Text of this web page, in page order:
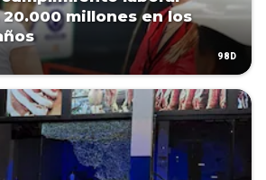
20.000 millones en los
98D